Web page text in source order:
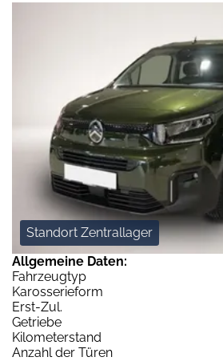
Standort Zentrallager
Allgemeine Daten:
Fahrzeugtyp
Karosserieform
Erst-Zul.
Getriebe
Kilometerstand
Anzahl der Türen